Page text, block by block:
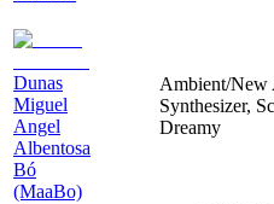
Dunas
Miguel
Angel
Albentosa
Bó
(MaaBo)
Ambient/New
Synthesizer,
Dreamy